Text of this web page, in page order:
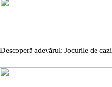
Descoperă adevărul: Jocurile de